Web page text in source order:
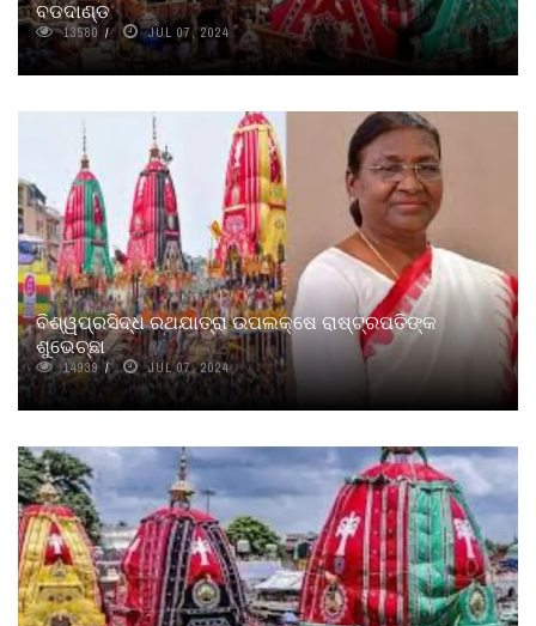
ବଡଦାଣ୍ଡ
13580 JUL 07, 2024
ବିଶ୍ୱପ୍ରସିଦ୍ଧ ରଥଯାତ୍ରା ଉପଲକ୍ଷେ ରାଷ୍ଟ୍ରପତିଙ୍କ
ଶୁଭେଚ୍ଛା
14939 JUL 07, 2024